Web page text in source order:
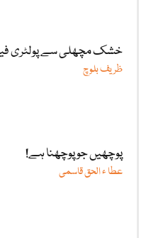
خشک مچھلی سے پولٹری
ظریف بلوچ
پوچھیں جو پوچھنا ہے!
عطا ء الحق قاسمی